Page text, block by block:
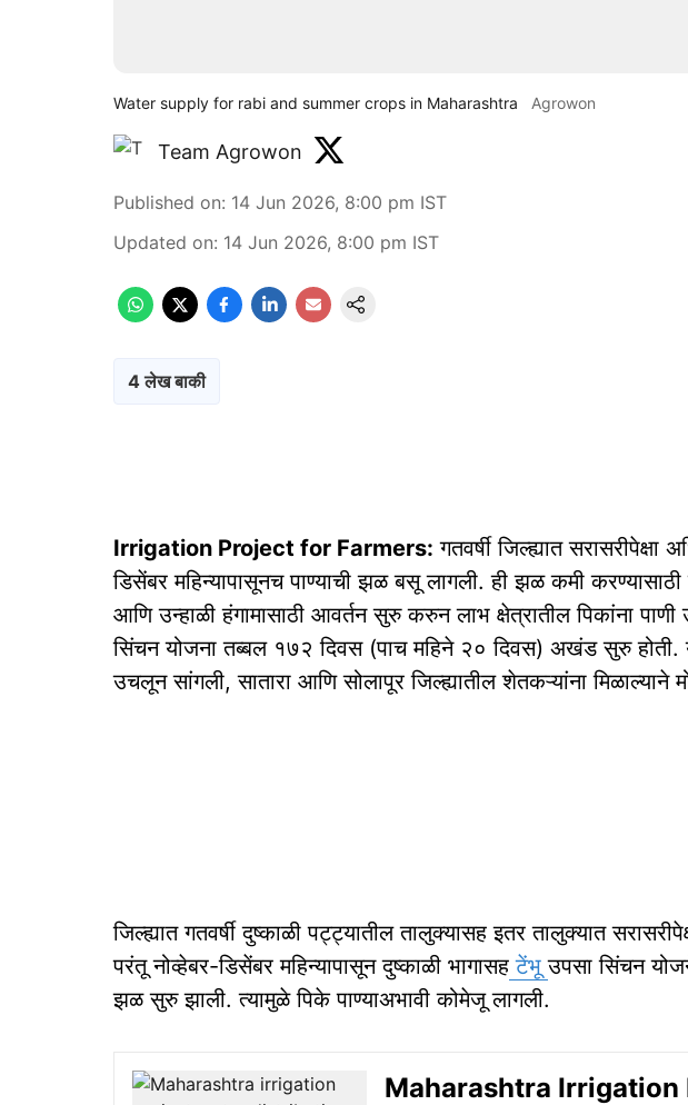
Water supply for rabi and summer crops in Maharashtra Agrowon
Team Agrowon
Published on: 14 Jun 2026, 8:00 pm IST
Updated on: 14 Jun 2026, 8:00 pm IST
4 लेख बाकी
Irrigation Project for Farmers: गतवर्षी जिल्ह्यात
डिसेंबर महिन्यापासूनच पाण्याची झळ बसू लागली. ही झळ कमी
आणि उन्हाळी हंगामासाठी आवर्तन सुरु करुन लाभ क्षेत्रातील पिकांना
सिंचन योजना तब्बल १७२ दिवस (पाच महिने २० दिवस) अखंड सुरु होती.
उचलून सांगली, सातारा आणि सोलापूर जिल्ह्यातील शेतकऱ्यांना मिळाल्याने
जिल्ह्यात गतवर्षी दुष्काळी पट्ट्यातील तालुक्यासह इतर तालुक्यात
परंतू नोव्हेबर-डिसेंबर महिन्यापासून दुष्काळी भागासह टेंभूउपसा सिंचन
झळ सुरु झाली. त्यामुळे पिके पाण्याअभावी कोमेजू लागली.
Maharashtra Irrigation